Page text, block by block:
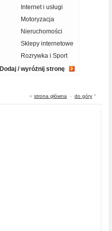
Internet i usługi
Motoryzacja
Nieruchomości
Sklepy internetowe
Rozrywka i Sport
Dodaj / wyróżnij stronę
« strona główna - do góry ^